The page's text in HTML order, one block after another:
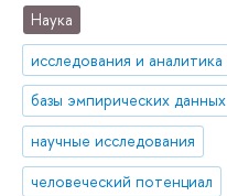
Наука
исследования и аналитика
базы эмпирических данных
научные исследования
человеческий потенциал